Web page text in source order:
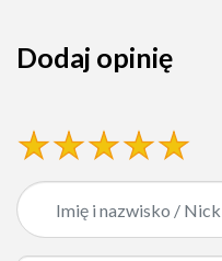
Dodaj opinię